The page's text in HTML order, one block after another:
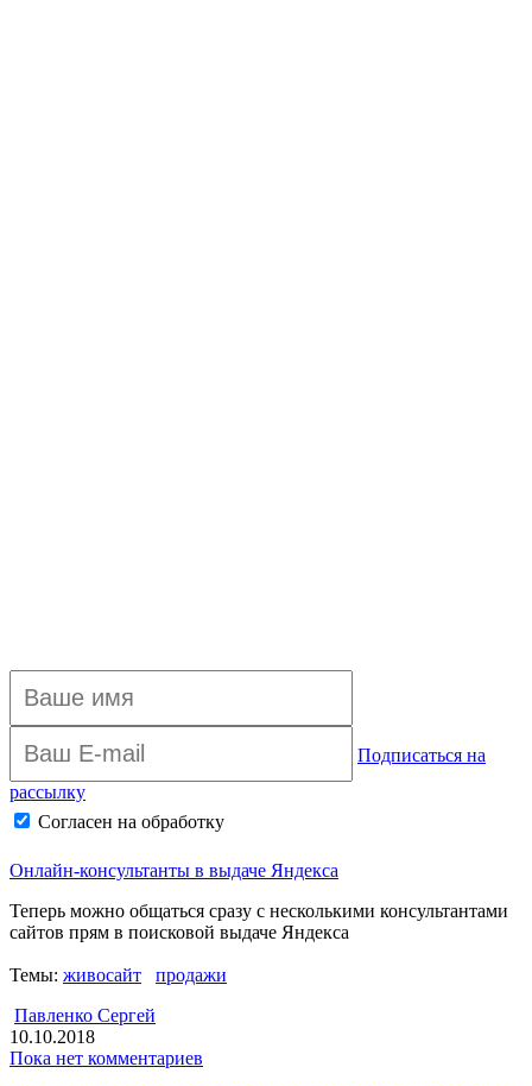
Подписаться на
рассылку
Согласен на обработку
Онлайн-консультанты в выдаче Яндекса
Теперь можно общаться сразу с несколькими консультантами
сайтов прям в поисковой выдаче Яндекса
Темы: живосайт
продажи
Павленко Сергей
10.10.2018
Пока нет комментариев